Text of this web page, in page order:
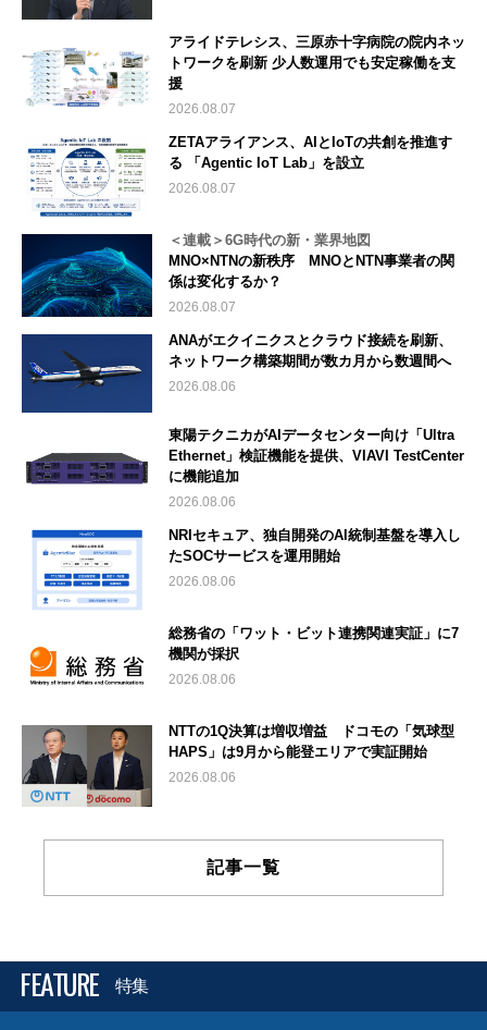
アライドテレシス、三原赤十字病院の院内ネッ
トワークを刷新 少人数運用でも安定稼働を支
援
2026.08.07
ZETAアライアンス、AIとIoTの共創を推進す
る 「Agentic IoT Lab」を設立
2026.08.07
＜連載＞6G時代の新・業界地図
MNO×NTNの新秩序 MNOとNTN事業者の関
係は変化するか？
2026.08.07
ANAがエクイニクスとクラウド接続を刷新、
ネットワーク構築期間が数カ月から数週間へ
2026.08.06
東陽テクニカがAIデータセンター向け「Ultra
Ethernet」検証機能を提供、VIAVI TestCenter
に機能追加
2026.08.06
NRIセキュア、独自開発のAI統制基盤を導入し
たSOCサービスを運用開始
2026.08.06
総務省の「ワット・ビット連携関連実証」に7
機関が採択
2026.08.06
NTTの1Q決算は増収増益 ドコモの「気球型
HAPS」は9月から能登エリアで実証開始
2026.08.06
記事一覧
FEATURE 特集